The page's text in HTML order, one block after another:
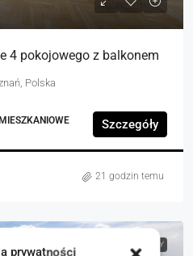
prywatności
4 pokojowego z balkonem
Polska
Szczegóły
21 godzin temu
RYNEK WTÓRNY